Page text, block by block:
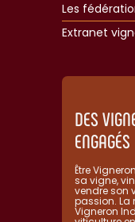
Les
Extranet
DES
ENGAGÉS
Être
sa vigne,
vendre son
passion. La
Vigneron